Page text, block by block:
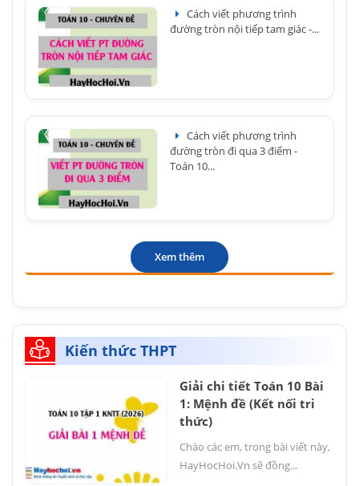
Cách viết phương trình
đường tròn nội tiếp tam giác -...
Cách viết phương trình
đường tròn đi qua 3 điểm -
Toán 10...
Xem thêm
Kiến thức THPT
Giải chi tiết Toán 10 Bài
1: Mệnh đề (Kết nối tri
thức)
Chào các em, trong bài viết này,
HayHocHoi.Vn sẽ đồng...